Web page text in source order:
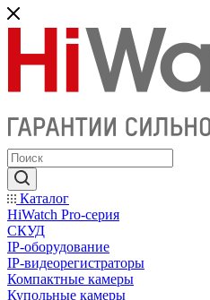
Каталог
HiWatch Pro-серия
CКУД
IP-оборудование
IP-видеорегистраторы
Компактные камеры
Купольные камеры